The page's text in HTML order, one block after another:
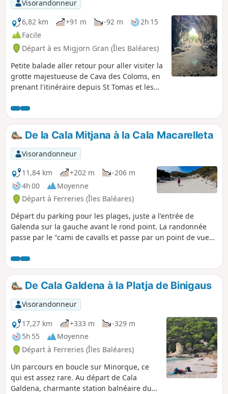
Visorandonneur
6,82 km
+91 m -92 m
2h 15
Facile
Départ à es Migjorn Gran (Îles Baléares)
Petite balade aller retour pour aller visiter la
grotte majestueuse de Cava des Coloms, en
prenant l'itinéraire depuis St Tomas et les
rafraichir un peu au retour !), et un petit
détour par le haut de la colline.
De la Cala Mitjana à la Cala Macarelleta
Visorandonneur
11,84 km
+202 m
-206 m
4h 00
Moyenne
Départ à Ferreries (Îles Baléares)
Départ du parking pour les plages, juste a l'entrée de
Galenda sur la gauche avant le rond point. La randonnée
passe par le "cami de cavalls et passe par un point de vue
De Cala Galdena à la Platja de Binigaus
Visorandonneur
17,27 km
+333 m
-329 m
5h 55
Moyenne
Départ à Ferreries (Îles Baléares)
Un parcours en boucle sur Minorque, ce
qui est assez rare. Au départ de Cala
Galdena, charmante station balnéaire du